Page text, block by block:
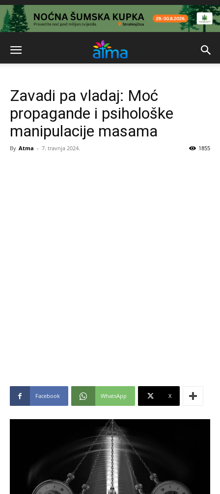
Zavadi pa vladaj: Moć
propagande i psihološke
manipulacije masama
By Atma - 7. travnja 2024. 1855
Facebook WhatsApp X